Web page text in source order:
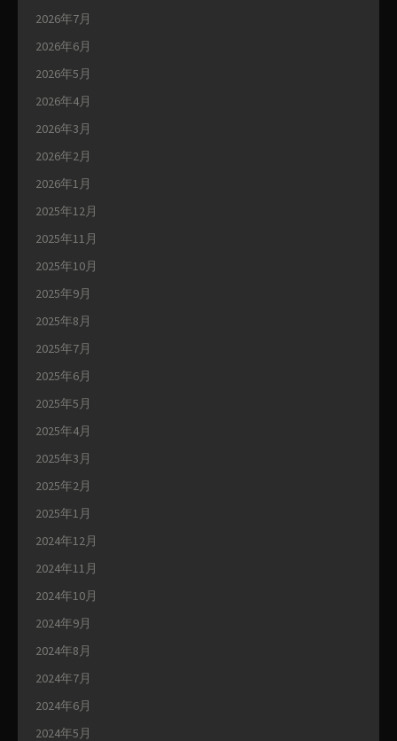
2026年7月
2026年6月
2026年5月
2026年4月
2026年3月
2026年2月
2026年1月
2025年12月
2025年11月
2025年10月
2025年9月
2025年8月
2025年7月
2025年6月
2025年5月
2025年4月
2025年3月
2025年2月
2025年1月
2024年12月
2024年11月
2024年10月
2024年9月
2024年8月
2024年7月
2024年6月
2024年5月